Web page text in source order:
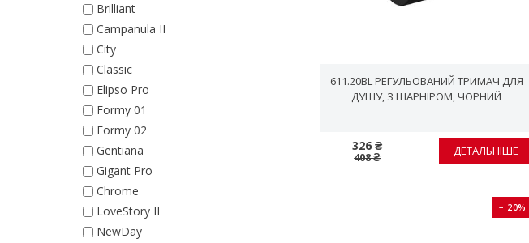
Brilliant
Campanula II
City
Classic
Elipso Pro
Formy 01
Formy 02
Gentiana
Gigant Pro
Chrome
LoveStory II
NewDay
611.20BL РЕГУЛЬОВАНИЙ ТРИМАЧ ДЛЯ
ДУШУ, З ШАРНІРОМ, ЧОРНИЙ
326 ₴
408 ₴ ДЕТАЛЬНІШЕ
− 20%